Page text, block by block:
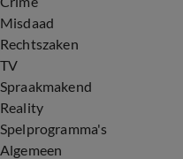
Misdaad
Rechtszaken
TV
Spraakmakend
Reality
Spelprogramma's
Algemeen